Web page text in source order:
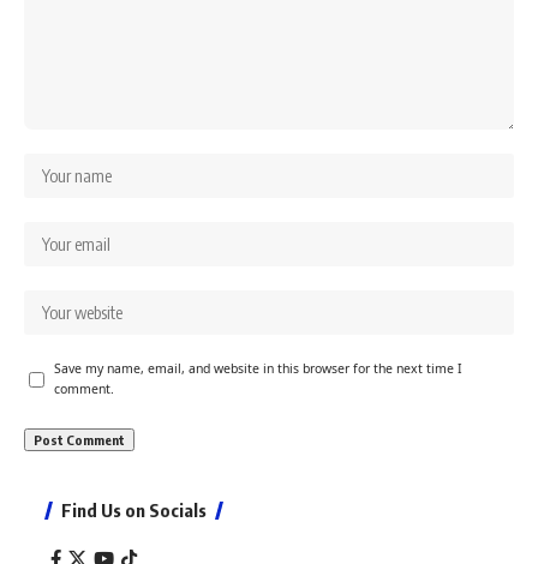
Save my name, email, and website in this browser for the next time I
comment.
Find Us on Socials